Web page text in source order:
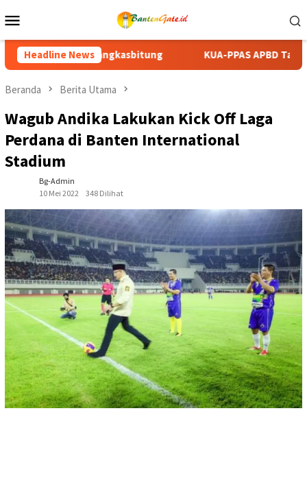
ke
Mobile
Headline News
KUA-PPAS APBD Tanah Datar 2027 Disepakati, DPRD dan
Beranda Berita Utama
Wagub Andika Lakukan Kick Off Laga
Perdana di Banten International
Stadium
Bg-Admin
10 Mei 2022
348 Dilihat